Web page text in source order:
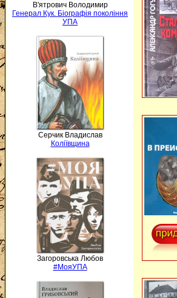
В'ятрович Володимир
Генерал Кук. Біографія покоління
УПА
Серчик Владислав
Коліївщина
Загоровська Любов
#МояУПА